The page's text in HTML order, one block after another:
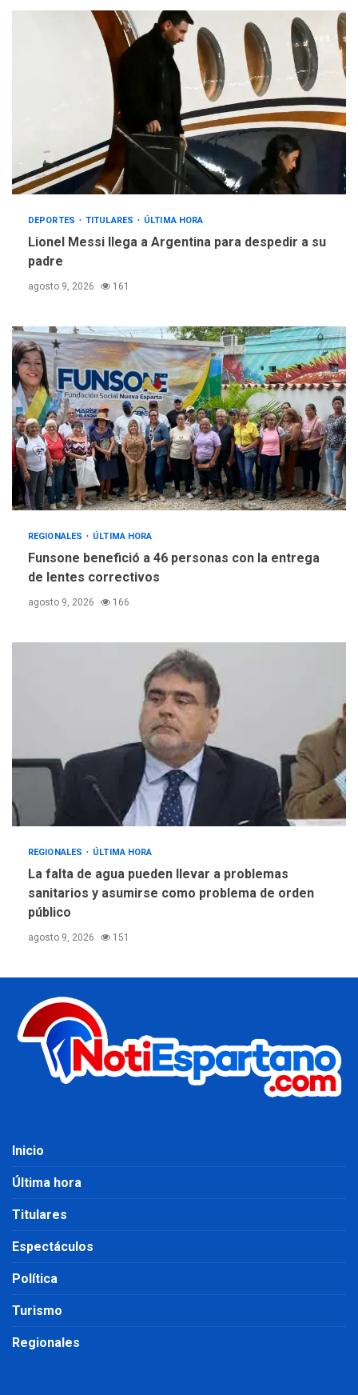
DEPORTES TITULARES ÚLTIMA HORA
Lionel Messi llega a Argentina para despedir a su
padre
agosto 9, 2026 161
REGIONALES ÚLTIMA HORA
Funsone benefició a 46 personas con la entrega
de lentes correctivos
agosto 9, 2026 166
REGIONALES ÚLTIMA HORA
La falta de agua pueden llevar a problemas
sanitarios y asumirse como problema de orden
público
agosto 9, 2026 151
Inicio
Última hora
Titulares
Espectáculos
Política
Turismo
Regionales